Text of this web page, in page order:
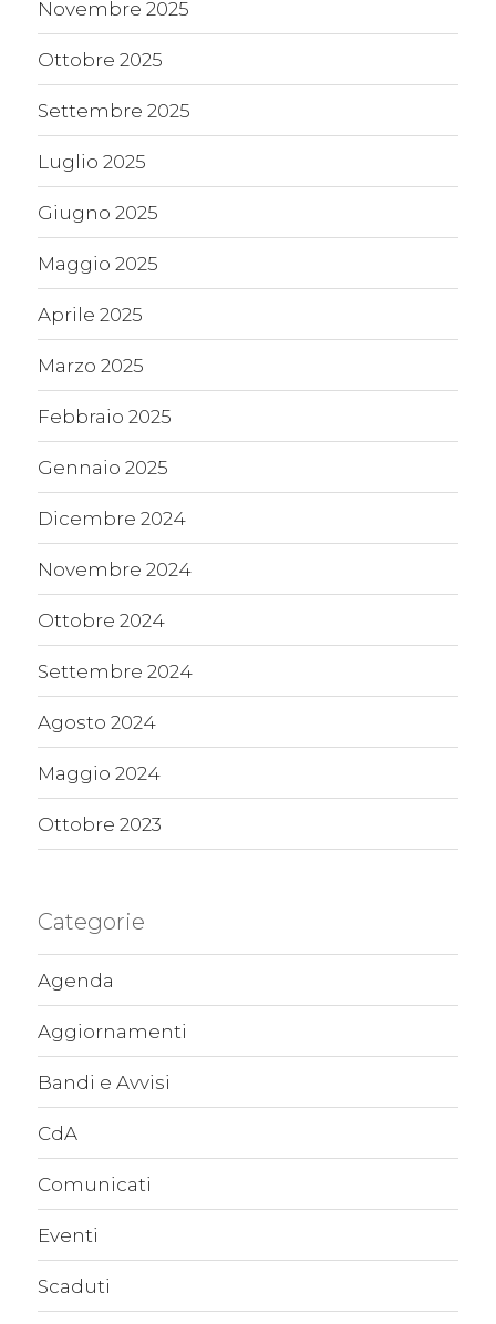
Novembre 2025
Ottobre 2025
Settembre 2025
Luglio 2025
Giugno 2025
Maggio 2025
Aprile 2025
Marzo 2025
Febbraio 2025
Gennaio 2025
Dicembre 2024
Novembre 2024
Ottobre 2024
Settembre 2024
Agosto 2024
Maggio 2024
Ottobre 2023
Categorie
Agenda
Aggiornamenti
Bandi e Avvisi
CdA
Comunicati
Eventi
Scaduti